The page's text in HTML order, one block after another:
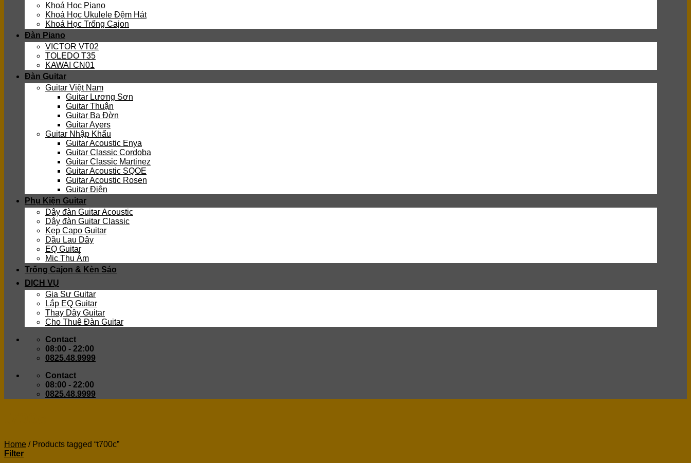
Khoá Học Piano
Khoá Học Ukulele Đệm Hát
Khoá Học Trống Cajon
Đàn Piano
VICTOR VT02
TOLEDO T35
KAWAI CN01
Đàn Guitar
Guitar Việt Nam
Guitar Lương Sơn
Guitar Thuận
Guitar Ba Đờn
Guitar Ayers
Guitar Nhập Khẩu
Guitar Acoustic Enya
Guitar Classic Cordoba
Guitar Classic Martinez
Guitar Acoustic SQOE
Guitar Acoustic Rosen
Guitar Điện
Phụ Kiện Guitar
Dây đàn Guitar Acoustic
Dây đàn Guitar Classic
Kẹp Capo Guitar
Dầu Lau Dây
EQ Guitar
Mic Thu Âm
Trống Cajon & Kèn Sáo
DỊCH VỤ
Gia Sư Guitar
Lắp EQ Guitar
Thay Dây Guitar
Cho Thuê Đàn Guitar
Contact
08:00 - 22:00
0825.48.9999
Contact
08:00 - 22:00
0825.48.9999
Home /Products tagged “t700c”
Filter